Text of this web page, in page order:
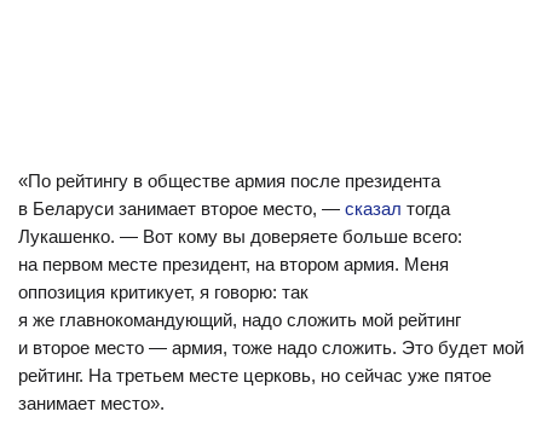
«По рейтингу в обществе армия после президента
в Беларуси занимает второе место, — сказал тогда
Лукашенко. — Вот кому вы доверяете больше всего:
на первом месте президент, на втором армия. Меня
оппозиция критикует, я говорю: так
я же главнокомандующий, надо сложить мой рейтинг
и второе место — армия, тоже надо сложить. Это будет мой
рейтинг. На третьем месте церковь, но сейчас уже пятое
занимает место».